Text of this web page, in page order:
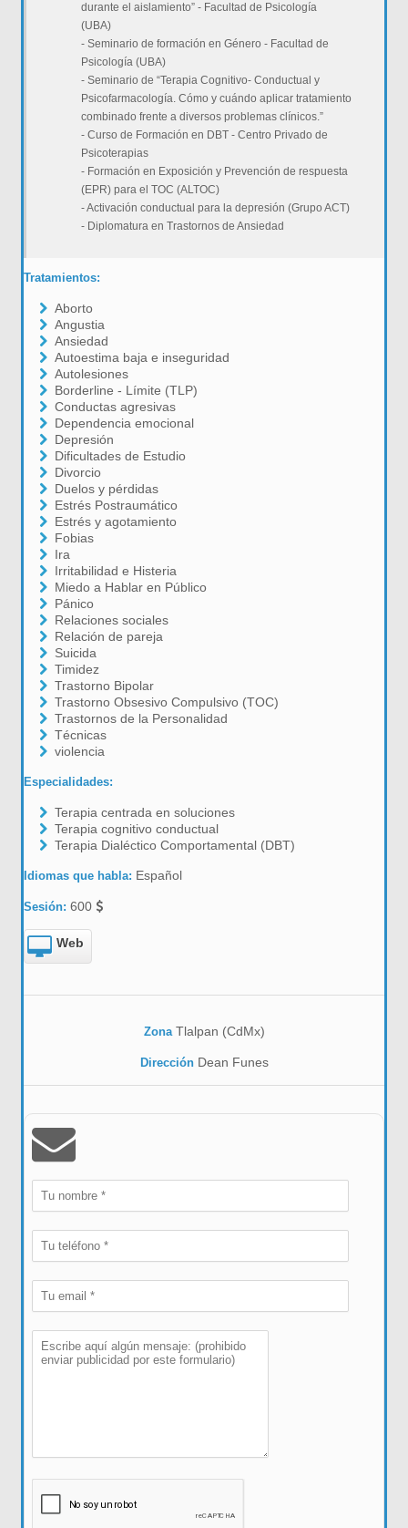
durante el aislamiento” - Facultad de Psicología
(UBA)
- Seminario de formación en Género - Facultad de
Psicología (UBA)
- Seminario de “Terapia Cognitivo- Conductual y
Psicofarmacología. Cómo y cuándo aplicar tratamiento
combinado frente a diversos problemas clínicos.”
- Curso de Formación en DBT - Centro Privado de
Psicoterapias
- Formación en Exposición y Prevención de respuesta
(EPR) para el TOC (ALTOC)
- Activación conductual para la depresión (Grupo ACT)
- Diplomatura en Trastornos de Ansiedad
Tratamientos:
Aborto
Angustia
Ansiedad
Autoestima baja e inseguridad
Autolesiones
Borderline - Límite (TLP)
Conductas agresivas
Dependencia emocional
Depresión
Dificultades de Estudio
Divorcio
Duelos y pérdidas
Estrés Postraumático
Estrés y agotamiento
Fobias
Ira
Irritabilidad e Histeria
Miedo a Hablar en Público
Pánico
Relaciones sociales
Relación de pareja
Suicida
Timidez
Trastorno Bipolar
Trastorno Obsesivo Compulsivo (TOC)
Trastornos de la Personalidad
Técnicas
violencia
Especialidades:
Terapia centrada en soluciones
Terapia cognitivo conductual
Terapia Dialéctico Comportamental (DBT)
Idiomas que habla: Español
Sesión:600
Web
Zona Tlalpan (CdMx)
DirecciónDean Funes